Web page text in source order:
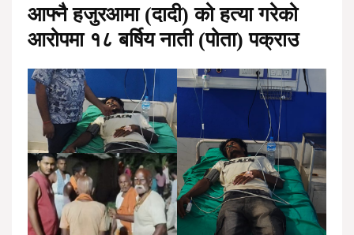
आफ्नै हजुरआमा (दादी) को हत्या गरेको
आरोपमा १८ बर्षिय नाती (पोता) पक्राउ